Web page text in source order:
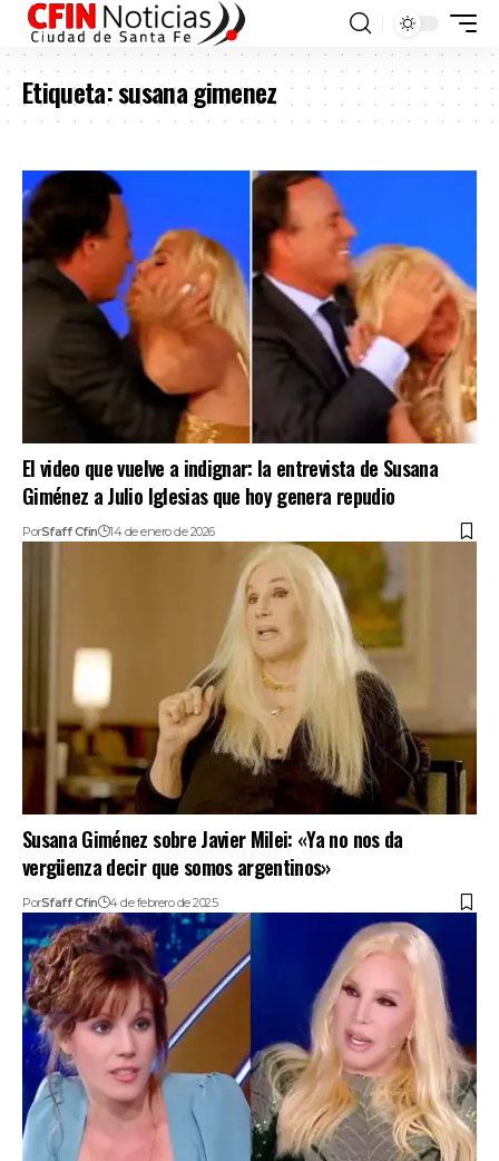
Etiqueta:susana gimenez
El video que vuelve a indignar: la entrevista de Susana
Giménez a Julio Iglesias que hoy genera repudio
PorSfaff Cfin 14 de enero de 2026
Susana Giménez sobre Javier Milei: «Ya no nos da
vergüenza decir que somos argentinos»
PorSfaff Cfin 4 de febrero de 2025